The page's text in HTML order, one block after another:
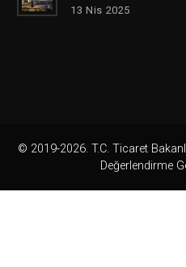
13 Nis 2025
© 2019-2026. T.C. Ticaret
Değerlendirme